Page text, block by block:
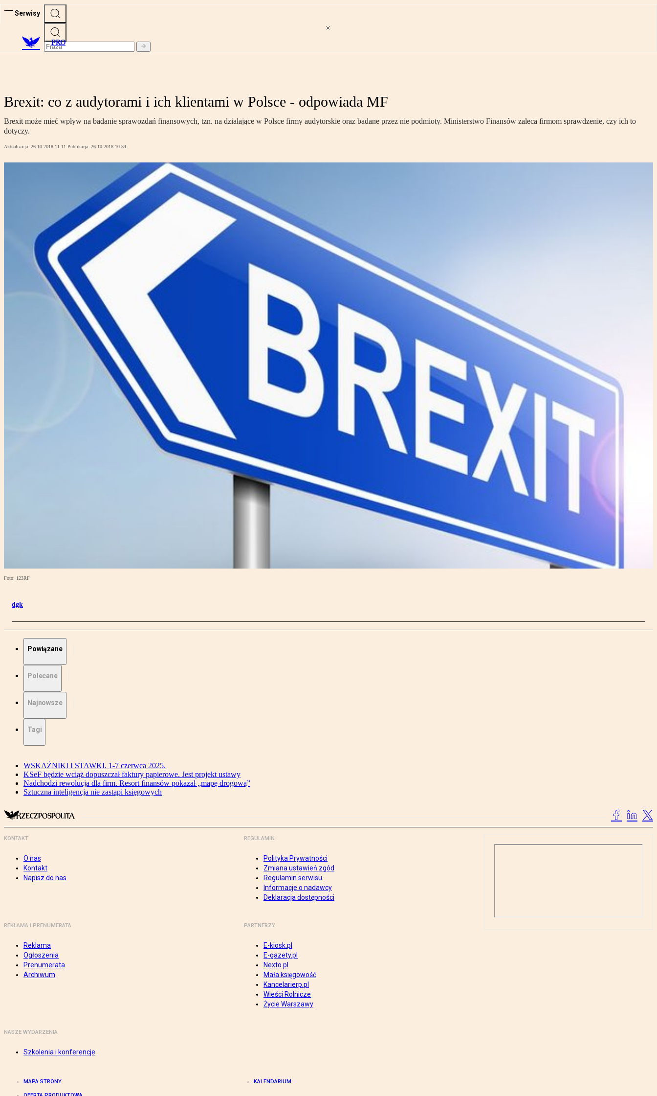
Serwisy
PRO
Brexit: co z audytorami i ich klientami w Polsce - odpowiada MF
Brexit może mieć wpływ na badanie sprawozdań finansowych, tzn. na działające w Polsce firmy audytorskie oraz badane przez nie podmioty. Ministerstwo Finansów zaleca firmom sprawdzenie, czy ich to
dotyczy.
Aktualizacja: 26.10.2018 11:11 Publikacja: 26.10.2018 10:34
Foto: 123RF
dgk
Powiązane
Polecane
Najnowsze
Tagi
WSKAŻNIKI I STAWKI. 1-7 czerwca 2025.
KSeF będzie wciąż dopuszczał faktury papierowe. Jest projekt ustawy
Nadchodzi rewolucja dla firm. Resort finansów pokazał „mapę drogową”
Sztuczna inteligencja nie zastąpi księgowych
KONTAKT
O nas
Kontakt
Napisz do nas
REGULAMIN
Polityka Prywatności
Zmiana ustawień zgód
Regulamin serwisu
Informacje o nadawcy
Deklaracja dostępności
REKLAMA I PRENUMERATA
Reklama
Ogłoszenia
Prenumerata
Archiwum
PARTNERZY
E-kiosk.pl
E-gazety.pl
Nexto.pl
Mała księgowość
Kancelarierp.pl
Wieści Rolnicze
Życie Warszawy
NASZE WYDARZENIA
Szkolenia i konferencje
MAPA STRONY KALENDARIUM